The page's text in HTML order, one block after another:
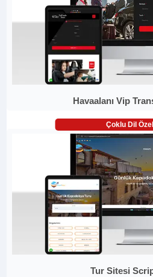
Havaalanı Vip
Çoklu Dil
Tur Sitesi